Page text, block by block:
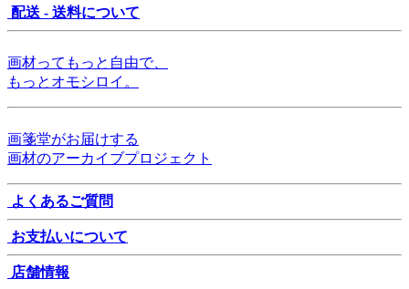
配送 - 送料について
画材ってもっと自由で、
もっとオモシロイ。
画箋堂がお届けする
画材のアーカイブプロジェクト
よくあるご質問
お支払いについて
店舗情報